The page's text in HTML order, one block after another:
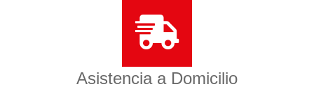
Asistencia a Domicilio